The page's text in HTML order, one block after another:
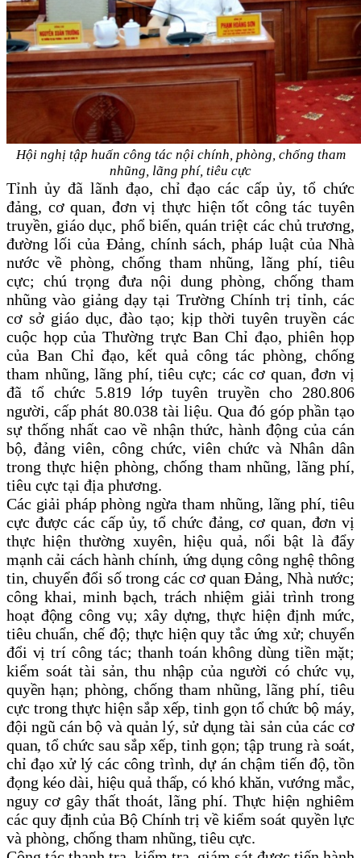
Hội nghị tập huấn công tác nội chính, phòng, chống tham
nhũng, lãng phí, tiêu cực
Tỉnh ủy đã lãnh đạo, chỉ đạo các cấp ủy, tổ chức
đảng, cơ quan, đơn vị thực hiện tốt công tác tuyên
truyền, giáodục, phổ biến, quán triệt các chủ trương,
đường lối của Đảng, chính sách,pháp luật của Nhà
nước về phòng, chống tham nhũng, lãng phí, tiêu
cực; chú trọng đưa nội dung phòng, chống tham
nhũng vào giảng dạy tại Trường Chính trị tỉnh,các
cơ sở giáo dục, đào tạo; kịp thời tuyên truyền các
cuộc họp của Thường trực Ban Chỉ đạo,phiên họp
của Ban Chỉ đạo, kết quả công tác phòng, chống
tham nhũng, lãng phí, tiêu cực; các cơ quan, đơn vị
đã tổ chức 5.819 lớp tuyên truyền cho 280.806
người, cấp phát 80.038 tài liệu. Qua đógóp phầntạo
sự thống nhất cao về nhận thức, hành động của cán
bộ, đảng viên, công chức, viên chức và Nhân dân
trong thực hiện phòng, chống tham nhũng, lãng phí,
tiêu cực tại địa phương.
Các giải pháp phòng ngừa tham nhũng, lãng phí, tiêu
cực được các cấp ủy, tổ chức đảng, cơ quan, đơn vị
thực hiện thường xuyên, hiệu quả, nổi bật là đẩy
mạnh cải cách hành chính, ứng dụng công nghệ thông
tin, chuyển đổi số trong các cơ quan Đảng, Nhà nước;
công khai, minh bạch, trách nhiệm giải trình trong
hoạt động công vụ; xây dựng, thực hiện định mức,
tiêu chuẩn, chế độ; thực hiện quy tắc ứng xử; chuyển
đổi vị trí công tác; thanh toán không dùng tiền mặt;
kiểm soát tài sản, thu nhập của người có chức vụ,
quyền hạn; phòng, chống tham nhũng, lãng phí, tiêu
cực trong thực hiện sắp xếp, tinh gọn tổ chức bộ máy,
đội ngũ cán bộ và quản lý, sử dụng tài sản của các cơ
quan, tổ chức sau sắp xếp, tinh gọn; tập trung rà soát,
chỉ đạo xử lý các công trình, dự án chậm tiến độ, tồn
đọng kéo dài, hiệu quả thấp, có khó khăn, vướng mắc,
nguy cơ gây thất thoát, lãng phí. Thực hiện nghiêm
các quy định của Bộ Chính trị về kiểm soát quyền lực
và phòng, chống tham nhũng, tiêu cực.